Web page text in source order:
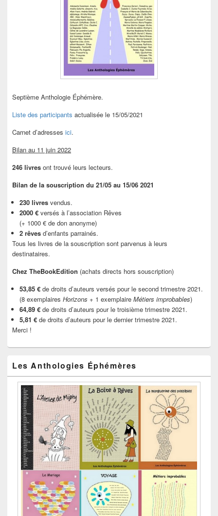
Septième Anthologie Éphémère.
Liste des participants actualisée le 15/05/2021
Carnet d’adresses ici.
Bilan au 11 juin 2022
246 livres ont trouvé leurs lecteurs.
Bilan de la souscription du 21/05 au 15/06 2021
230 livres vendus.
2000 € versés à l’association Rêves
(+ 1000 € de don anonyme)
2 rêves d’enfants parrainés.
Tous les livres de la souscription sont parvenus à leurs
destinataires.
Chez TheBookEdition (achats directs hors souscription)
53,85 € de droits d’auteurs versés pour le second trimestre 2021.
(8 exemplaires Horizons + 1 exemplaire Métiers improbables)
64,89 € de droits d’auteurs pour le troisième trimestre 2021.
5,81 € de droits d’auteurs pour le dernier trimestre 2021.
Merci !
Les Anthologies Éphémères